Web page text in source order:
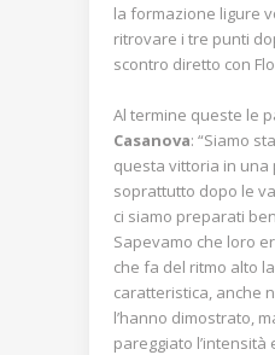
la formazione ligure
ritrovare i tre punti
scontro diretto con
Al termine queste le
Casanova: “Siamo
questa vittoria in una
soprattutto dopo le
ci siamo preparati
Sapevamo che loro
che fa del ritmo alto
caratteristica, anche
l’hanno dimostrato,
pareggiato l’intensità